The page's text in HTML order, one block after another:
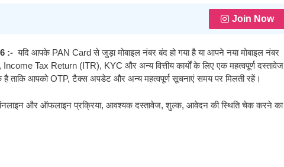
Join Now
:- यदि आपके PAN Card से जुड़ा मोबाइल नंबर बंद हो गया है या आपने नया मोबाइल नंबर
Tax Return (ITR), KYC और अन्य वित्तीय कार्यों के लिए एक महत्वपूर्ण दस्तावेज
ताकि आपको OTP, टैक्स अपडेट और अन्य महत्वपूर्ण सूचनाएं समय पर मिलती रहें।
और ऑफलाइन प्रक्रिया, आवश्यक दस्तावेज, शुल्क, आवेदन की स्थिति चेक करने का